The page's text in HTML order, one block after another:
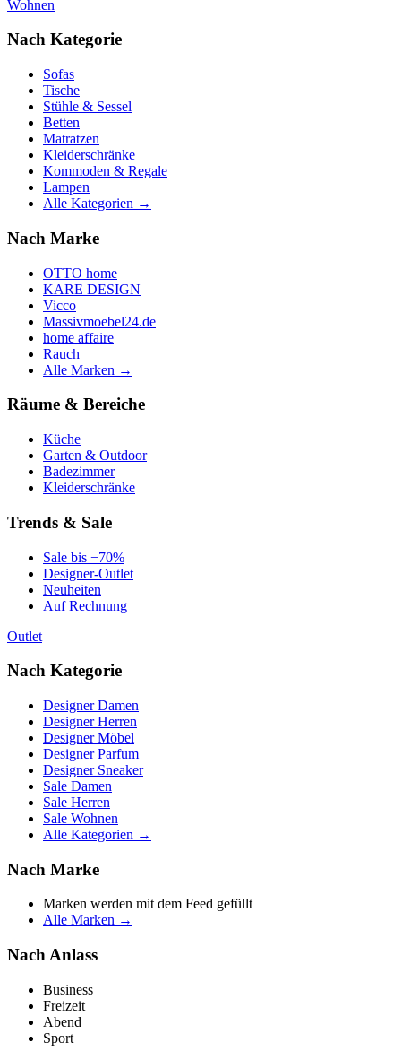
Wohnen
Nach Kategorie
Sofas
Tische
Stühle & Sessel
Betten
Matratzen
Kleiderschränke
Kommoden & Regale
Lampen
Alle Kategorien →
Nach Marke
OTTO home
KARE DESIGN
Vicco
Massivmoebel24.de
home affaire
Rauch
Alle Marken →
Räume & Bereiche
Küche
Garten & Outdoor
Badezimmer
Kleiderschränke
Trends & Sale
Sale bis −70%
Designer-Outlet
Neuheiten
Auf Rechnung
Outlet
Nach Kategorie
Designer Damen
Designer Herren
Designer Möbel
Designer Parfum
Designer Sneaker
Sale Damen
Sale Herren
Sale Wohnen
Alle Kategorien →
Nach Marke
Marken werden mit dem Feed gefüllt
Alle Marken →
Nach Anlass
Business
Freizeit
Abend
Sport